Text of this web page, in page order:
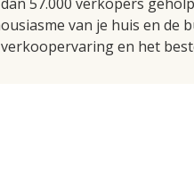
57.000 verkopers
van je huis en
verkoopervaring en het